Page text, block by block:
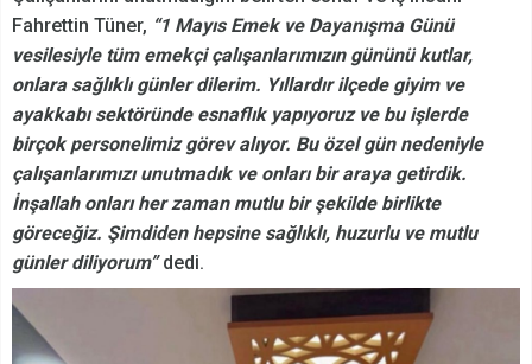
Fahrettin Tüner, “1 Mayıs Emek ve Dayanışma Günü
vesilesiyle tüm emekçi çalışanlarımızın gününü kutlar,
onlara sağlıklı günler dilerim. Yıllardır ilçede giyim ve
ayakkabı sektöründe esnaflık yapıyoruz ve bu işlerde
birçok personelimiz görev alıyor. Bu özel gün nedeniyle
çalışanlarımızı unutmadık ve onları bir araya getirdik.
İnşallah onları her zaman mutlu bir şekilde birlikte
göreceğiz. Şimdiden hepsine sağlıklı, huzurlu ve mutlu
günler diliyorum”dedi.